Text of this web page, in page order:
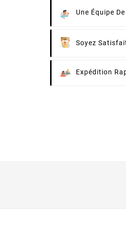
Une Équipe
Soyez
Expédition